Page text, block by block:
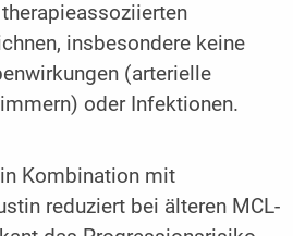
insbesondere keine
(arterielle
oder Infektionen.
Kombination mit
reduziert bei älteren MCL-